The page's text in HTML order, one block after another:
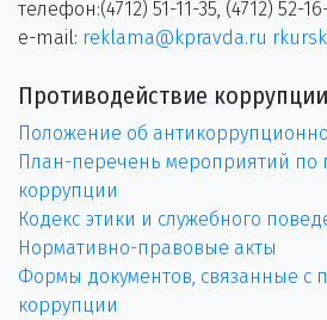
телефон:(4712) 51-11-35, (4712) 52-
e-mail: reklama@kpravda.ru
Противодействие коррупции
Положение об
План-перечень мероприятий по
коррупции
Кодекс этики и служебного
Нормативно-правовые акты
Формы документов, связанные с
коррупции